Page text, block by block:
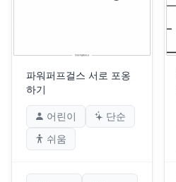
파워퍼프걸스 서로 포옹
하기
어린이
단순
쉬움